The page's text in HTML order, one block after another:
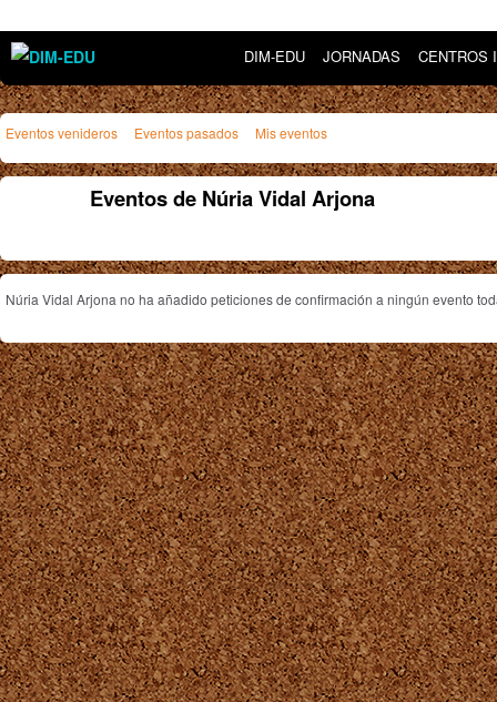
DIM-EDU JORNADAS CENTROS
Eventos venideros Eventos pasados Mis eventos
Eventos de Núria Vidal Arjona
Núria Vidal Arjona no ha añadido peticiones de confirmación a ningún evento